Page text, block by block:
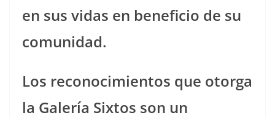
en sus vidas en beneficio de su
comunidad.
Los reconocimientos que otorga
la Galería Sixtos son un